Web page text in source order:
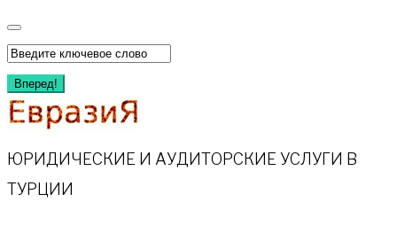
Перейти
к
содержимому
Искать:
Вперед!
ЮРИДИЧЕСКИЕ И АУДИТОРСКИЕ УСЛУГИ В
ТУРЦИИ